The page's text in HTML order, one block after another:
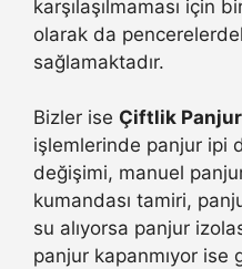
karşılaşılmaması için
olarak da
sağlamaktadır.
Bizler ise Çiftlik
işlemlerinde panjur ipi
değişimi, manuel
kumandası tamiri,
su alıyorsa panjur
panjur kapanmıyor ise